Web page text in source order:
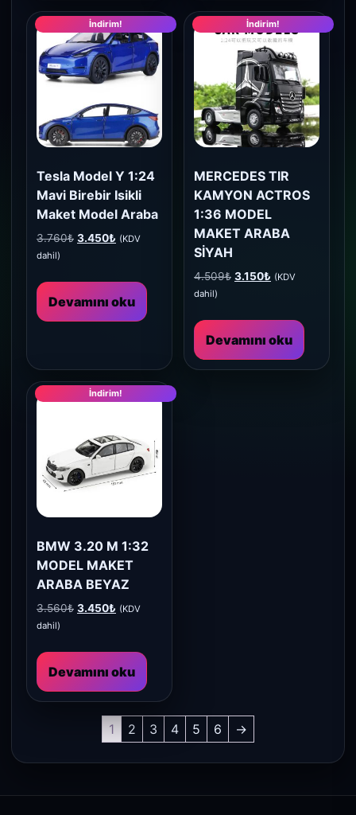
İndirim!
Tesla Model Y 1:24
Mavi Birebir Isikli
Maket Model Araba
3.760₺ Orijinal
3.450₺ Şu
3.450₺.
(KDV
dahil)
Devamını oku
İndirim!
MERCEDES TIR
KAMYON ACTROS
1:36 MODEL
MAKET ARABA
SİYAH
4.509₺ Orijinal
3.150₺ Şu
3.150₺.
(KDV
dahil)
Devamını oku
İndirim!
BMW 3.20 M 1:32
MODEL MAKET
ARABA BEYAZ
3.560₺ Orijinal
3.450₺ Şu
3.450₺.
(KDV
dahil)
Devamını oku
1 2 3 4 5 6 →